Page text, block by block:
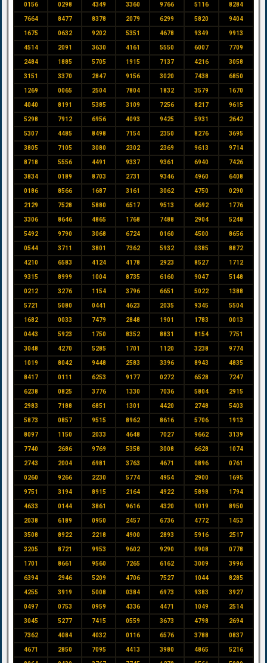
0156 0298 4349 3360 9766 5116 8284
7664 8477 8378 2079 6299 5820 9404
1675 0632 9202 5351 4678 9349 9913
4514 2091 3630 4161 5550 6007 7709
2484 1885 5705 1915 7137 4216 3058
3151 3370 2847 9156 3020 7438 6850
1269 0065 2504 7804 1832 3579 1670
4040 8191 5385 3109 7256 8217 9615
5298 7912 6956 4093 9425 5931 2642
5307 4485 8498 7154 2350 8276 3695
3805 7105 3080 2302 2369 9613 9714
8718 5556 4491 9337 9361 6940 7426
3834 0189 8703 2731 9346 4960 6408
0186 8566 1687 3161 3062 4750 0290
2129 7528 5880 6517 9513 6692 1776
3306 8646 4865 1768 7488 2904 5248
5492 9790 3068 6724 0160 4500 8656
0544 3711 3801 7362 5932 0385 8872
4210 6583 4124 4178 2923 8527 1712
9315 8999 1004 8735 6160 9047 5148
0212 3276 1154 3796 6651 5022 1388
5721 5080 0441 4623 2035 9345 5504
1682 0033 7479 2848 1901 1783 0013
0443 5923 1750 8352 8831 8154 7751
3048 4270 5285 1701 1120 3238 9774
1019 8042 9448 2583 3396 8943 4835
8417 0111 6253 9177 0272 6528 7247
6238 0825 3776 1330 7036 5804 2915
2983 7188 6851 1301 4420 2748 5403
5873 0857 9515 8962 8616 5706 1913
8097 1150 2033 4648 7027 9662 3139
7740 2686 9769 5358 3008 6628 1074
2743 2004 6981 3763 4671 0896 0761
0260 9266 2230 5774 4954 2900 1695
9751 3194 8915 2164 4922 5898 1794
4633 0144 3861 9616 4320 9019 8950
2038 6189 0950 2457 6736 4772 1453
3508 8922 2218 4900 2893 5916 2517
3205 8721 9953 9602 9290 0908 0778
1701 8661 9560 7265 6162 3009 3996
6394 2946 5209 4706 7527 1044 8285
4255 3919 5008 0384 6973 9383 3927
0497 0753 0959 4336 4471 1049 2514
3045 5277 7415 0559 3673 4798 2694
7362 4084 4032 0116 6576 3788 0837
4671 2850 7095 4413 3980 4865 5216